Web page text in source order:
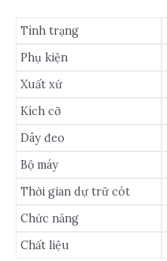
Tình trạng
Phụ kiện
Xuất xứ
Kích cỡ
Dây đeo
Bộ máy
Thời gian dự trữ cót
Chức năng
Chất liệu